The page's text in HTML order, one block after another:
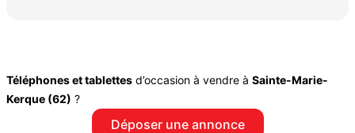
Téléphones et tablettes d’occasion à vendre à Sainte-Marie-
Kerque (62) ?
Déposer une annonce